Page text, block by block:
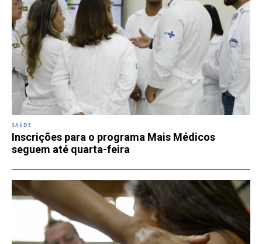
SAÚDE
Inscrições para o programa Mais Médicos
seguem até quarta-feira